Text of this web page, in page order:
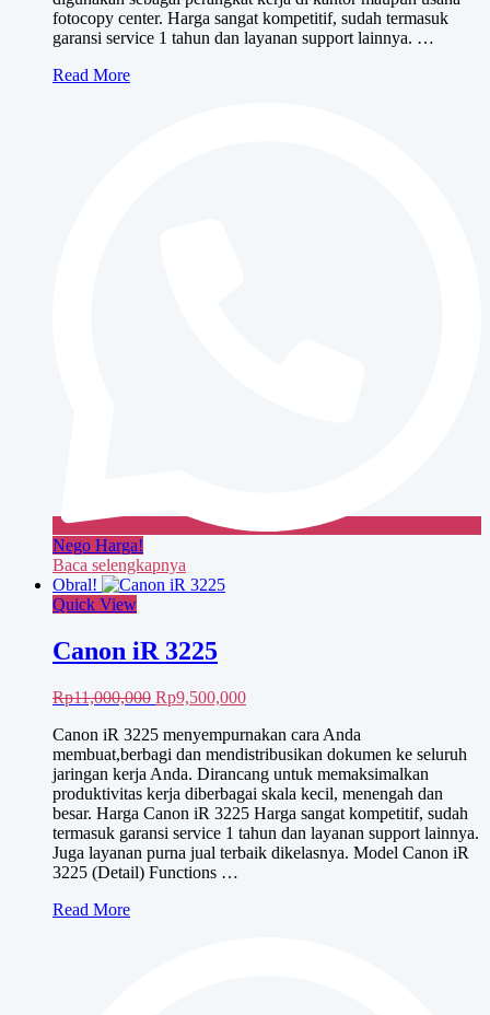
fotocopy center. Harga sangat kompetitif, sudah termasuk
garansi service 1 tahun dan layanan support lainnya. …
Canon
Read More
Nego Harga!
Baca selengkapnya
Obral!
Quick View
Canon iR 3225
Rp11,000,000 Harga
adalah:
Rp11,000,000.
Rp9,500,000Harga
ini
adalah:
Rp9,500,000.
Canon iR 3225 menyempurnakan cara Anda
membuat,berbagi dan mendistribusikan dokumen ke seluruh
jaringan kerja Anda. Dirancang untuk memaksimalkan
produktivitas kerja diberbagai skala kecil, menengah dan
besar. Harga Canon iR 3225 Harga sangat kompetitif, sudah
termasuk garansi service 1 tahun dan layanan support lainnya.
Juga layanan purna jual terbaik dikelasnya. Model Canon iR
3225 (Detail) Functions …
Canon
Read More